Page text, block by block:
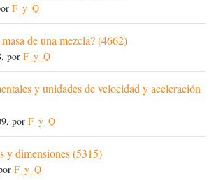
F_y_Q
de una mezcla? (4662)
, por F_y_Q
y unidades de velocidad y aceleración
, por F_y_Q
y dimensiones (5315)
F_y_Q